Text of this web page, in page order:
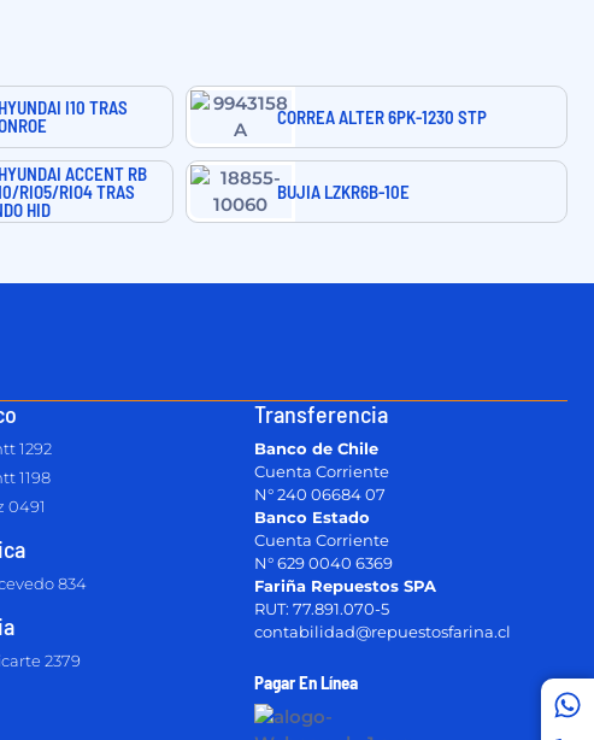
I10 TRAS
CORREA ALTER 6PK-1230 STP
ACCENT RB
RIO5/RIO4 TRAS
HID
BUJIA LZKR6B-10E
1292
1198
0491
834
2379
Transferencia
Banco de Chile
Cuenta Corriente
N° 240 06684 07
Banco Estado
Cuenta Corriente
N° 629 0040 6369
Fariña Repuestos SPA
RUT: 77.891.070-5
contabilidad@repuestosfarina.cl
Pagar En Línea